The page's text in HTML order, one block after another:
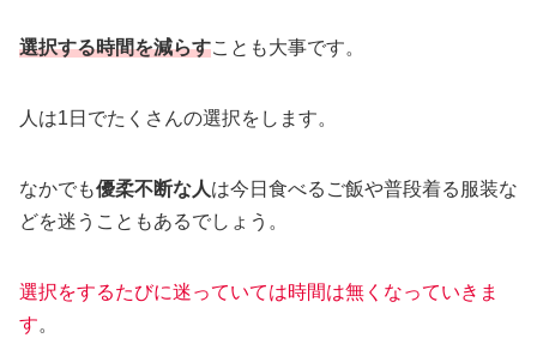
選択する時間を減らすことも大事です。
人は1日でたくさんの選択をします。
なかでも優柔不断な人は今日食べるご飯や普段着る服装な
どを迷うこともあるでしょう。
選択をするたびに迷っていては時間は無くなっていきま
す。